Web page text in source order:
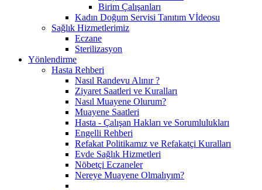
Birim Çalışanları
Kadın Doğum Servisi Tanıtım Vİdeosu
Sağlık Hizmetlerimiz
Eczane
Sterilizasyon
Yönlendirme
Hasta Rehberi
Nasıl Randevu Alınır ?
Ziyaret Saatleri ve Kuralları
Nasıl Muayene Olurum?
Muayene Saatleri
Hasta - Çalışan Hakları ve Sorumlulukları
Engelli Rehberi
Refakat Politikamız ve Refakatçi Kuralları
Evde Sağlık Hizmetleri
Nöbetçi Eczaneler
Nereye Muayene Olmalıyım?